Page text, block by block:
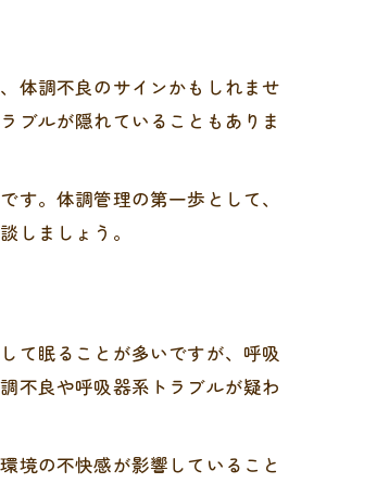
体調不良のサインかもしれませ
ブルが隠れていることもありま
。体調管理の第一歩として、
しましょう。
て眠ることが多いですが、呼吸
不良や呼吸器系トラブルが疑わ
境の不快感が影響していること